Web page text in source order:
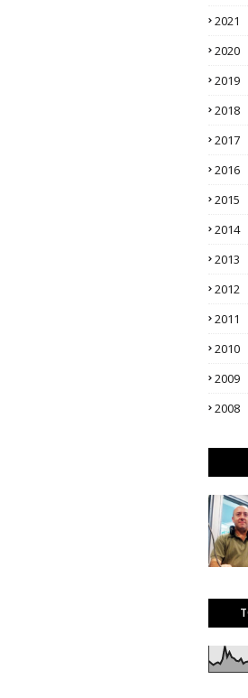
2021
2020
2019
2018
2017
2016
2015
2014
2013
2012
2011
2010
2009
2008